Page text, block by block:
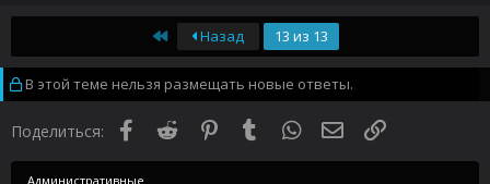
First Назад 13 из 13
В этой теме нельзя размещать новые ответы.
Поделиться: Facebook
Reddit PinterestTumblrWhatsAppЭлектронная почта
Ссылка
Административные